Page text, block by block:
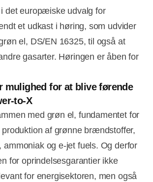
det europæiske udvalg for
et udkast i høring, som udvider
el, DS/EN 16325, til også at
gasarter. Høringen er åben for
mulighed for at blive førende
to-X
med grøn el, fundamentet for
produktion af grønne brændstoffer,
ammoniak og e-jet fuels. Og derfor
for oprindelsesgarantier ikke
for energisektoren, men også